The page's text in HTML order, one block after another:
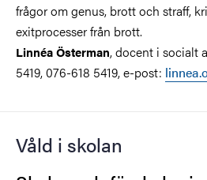
frågor om genus, brott och straff,
exitprocesser från brott.
Linnéa Österman, docent i socialt
5419, 076-618 5419, e-post:
Våld i skolan